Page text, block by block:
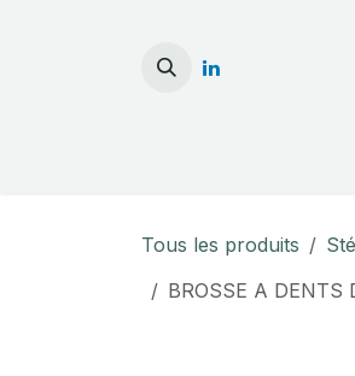
Tous les produits
BROSSE A